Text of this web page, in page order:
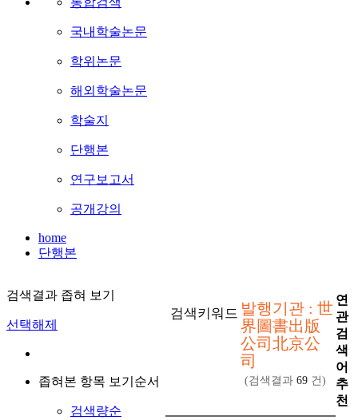
국내학술논문
학위논문
해외학술논문
학술지
단행본
연구보고서
공개강의
home
단행본
검색결과 좁혀 보기
선택해제
좁혀본 항목 보기순서
검색량순
검색키워드 발행기관 : 世
界圖書出版
公司北京公
司
(검색결과 69 건)
연
관
검
색
어
추
천